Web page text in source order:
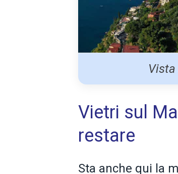
Vietri sul
restare
Sta anche qui la